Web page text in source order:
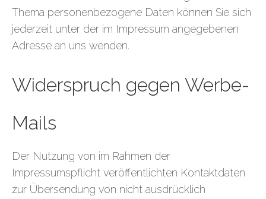
Thema personenbezogene Daten können Sie sich
jederzeit unter der im Impressum angegebenen
Adresse an uns wenden.
Widerspruch gegen Werbe-
Mails
Der Nutzung von im Rahmen der
Impressumspflicht veröffentlichten Kontaktdaten
zur Übersendung von nicht ausdrücklich